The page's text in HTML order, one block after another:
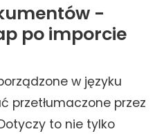
-
po imporcie
w języku
przetłumaczone przez
to nie tylko